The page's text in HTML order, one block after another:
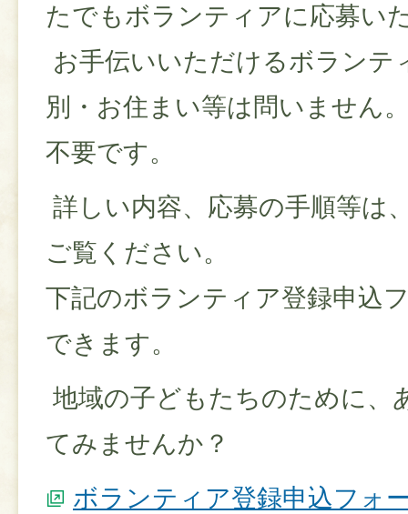
たでもボランティアに応募い
お手伝いいただけるボランテ
別・お住まい等は問いません
不要です。
詳しい内容、応募の手順等は
ご覧ください。
下記のボランティア登録申込
できます。
地域の子どもたちのために、
てみませんか？
ボランティア登録申込フォ